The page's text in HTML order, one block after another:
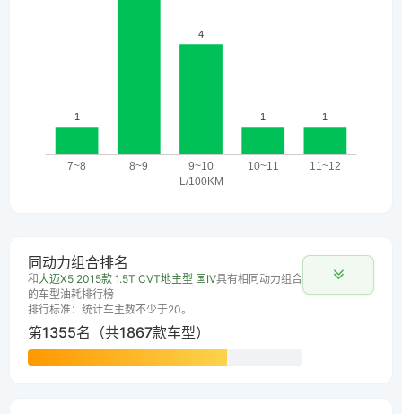
同动力组合排名
和大迈X5 2015款 1.5T CVT地主型 国IV具有相同动力组合
的车型油耗排行榜
排行标准：统计车主数不少于20。
第1355名（共1867款车型）